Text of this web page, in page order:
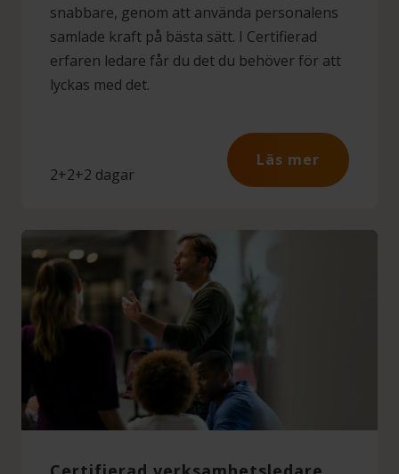
snabbare, genom att använda personalens
samlade kraft på bästa sätt. I Certifierad
erfaren ledare får du det du behöver för att
lyckas med det.
2+2+2 dagar
Läs mer